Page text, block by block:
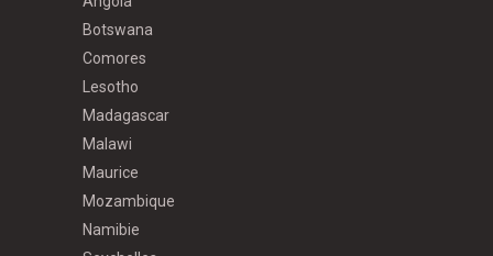
Botswana
Comores
Lesotho
Madagascar
Malawi
Maurice
Mozambique
Namibie